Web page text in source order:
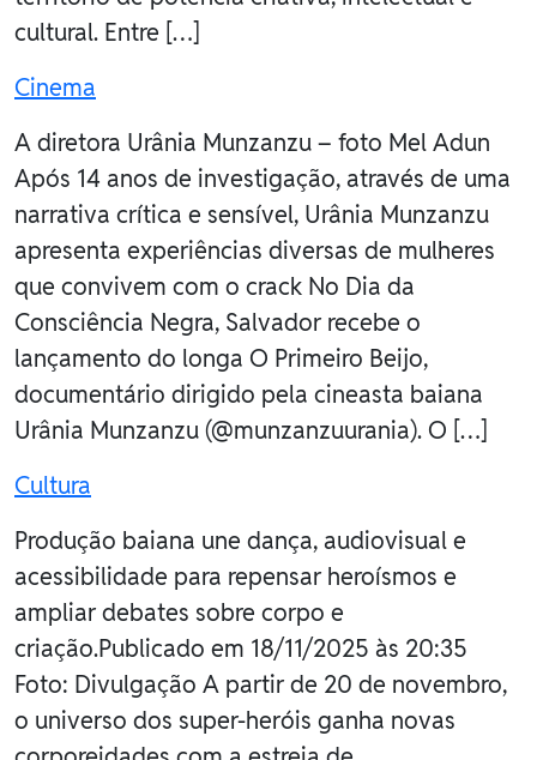
cultural. Entre […]
Cinema
A diretora Urânia Munzanzu – foto Mel Adun
Após 14 anos de investigação, através de uma
narrativa crítica e sensível, Urânia Munzanzu
apresenta experiências diversas de mulheres
que convivem com o crack No Dia da
Consciência Negra, Salvador recebe o
lançamento do longa O Primeiro Beijo,
documentário dirigido pela cineasta baiana
Urânia Munzanzu (@munzanzuurania). O […]
Cultura
Produção baiana une dança, audiovisual e
acessibilidade para repensar heroísmos e
ampliar debates sobre corpo e
criação.Publicado em 18/11/2025 às 20:35
Foto: Divulgação A partir de 20 de novembro,
o universo dos super-heróis ganha novas